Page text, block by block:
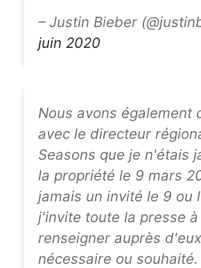
– Justin Bieber
juin 2020
Nous avons également
avec le directeur
Seasons que je n'étais
la propriété le 9 mars
jamais un invité le 9 ou
j'invite toute la presse à
renseigner auprès
nécessaire ou souhaité.